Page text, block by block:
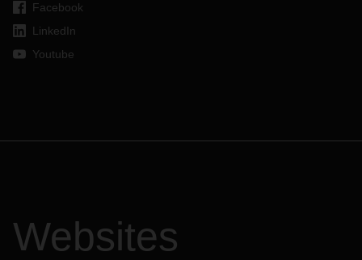
Facebook
LinkedIn
Youtube
Websites